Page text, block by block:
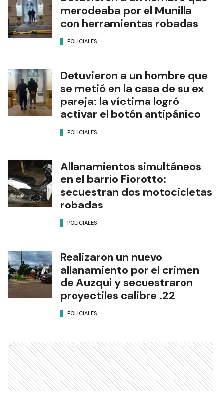
merodeaba por el Munilla
con herramientas robadas
POLICIALES
Detuvieron a un hombre que
se metió en la casa de su ex
pareja: la víctima logró
activar el botón antipánico
POLICIALES
Allanamientos simultáneos
en el barrio Fiorotto:
secuestran dos motocicletas
robadas
POLICIALES
Realizaron un nuevo
allanamiento por el crimen
de Auzqui y secuestraron
proyectiles calibre .22
POLICIALES
Ads